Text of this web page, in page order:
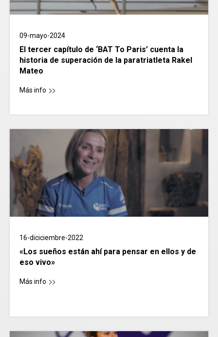
09-mayo-2024
El tercer capítulo de ‘BAT To Paris’ cuenta la
historia de superación de la paratriatleta Rakel
Mateo
Más info
16-diciciembre-2022
«Los sueños están ahí para pensar en ellos y de
eso vivo»
Más info